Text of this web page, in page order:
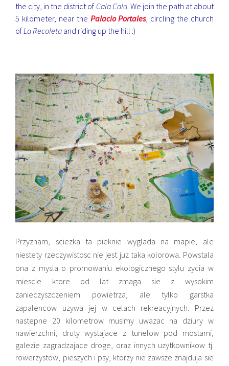
the city, in the district of Cala Cala. We join the path at about
5 kilometer, near the Palacio Portales, circling the church
ofLa Recoleta and riding up the hill :)
Przyznam, sciezka ta pieknie wyglada na mapie, ale
niestety rzeczywistosc nie jest juz taka kolorowa. Powstala
ona z mysla o promowaniu ekologicznego stylu zycia w
miescie ktore od lat zmaga sie z wysokim
zanieczyszczeniem powietrza, ale tylko garstka
zapalencow uzywa jej w celach rekreacyjnych. Przez
nastepne 20 kilometrow musimy uwazac na dziury w
nawierzchni, druty wystajace z tunelow pod mostami,
galezie zagradzajace droge, oraz innych uzytkownikow tj.
rowerzystow, pieszych i psy, ktorzy nie zawsze znajduja sie